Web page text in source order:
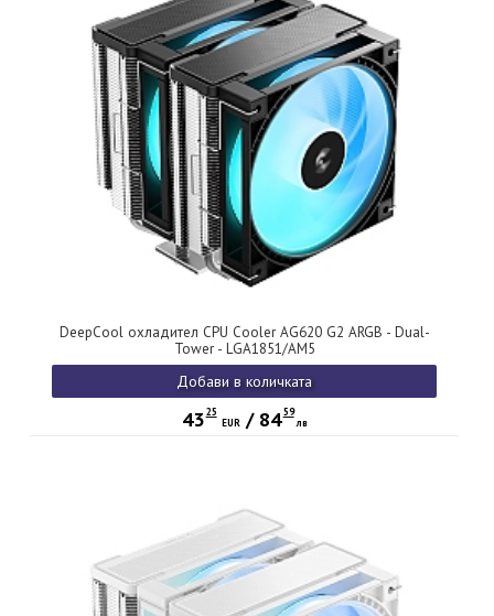
DeepCool охладител CPU Cooler AG620 G2 ARGB - Dual-
Tower - LGA1851/AM5
Добави в количката
43 25
EUR/ 84 59
лв